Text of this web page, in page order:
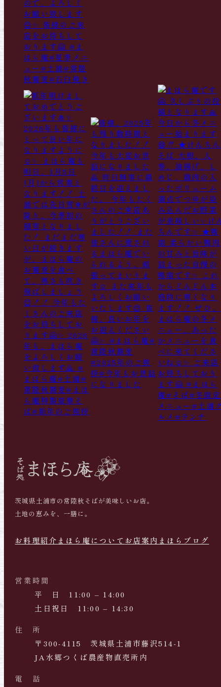
茨城県土浦市の常陸秋そばが美味しいお店。
土地の恵みを、一膳に。
お料理紹介 まほら庵について お店案内 まほらブログ
営業時間
平 日 11:00 – 14:00
土日祝日 11:00 – 14:30
住 所
〒300-4115 茨城県土浦市藤沢514-1
JA水郷つくば農産物直売所内
電 話